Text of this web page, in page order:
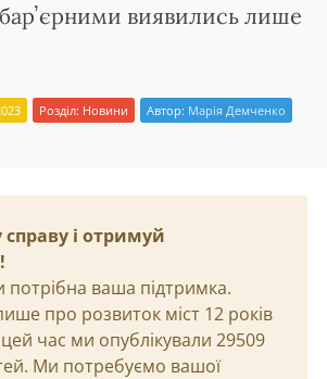
виявились лише
Розділ: Новини Автор: Марія Демченко
і отримуй
потрібна ваша підтримка.
про розвиток міст 12 років
час ми опублікували 29509
Ми потребуємо вашої